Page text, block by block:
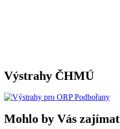
Výstrahy ČHMÚ
Mohlo by Vás zajímat